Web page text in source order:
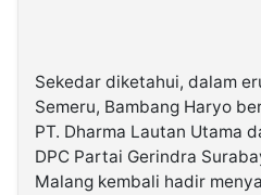
Sekedar diketahui, dalam
Semeru, Bambang Haryo
PT. Dharma Lautan Utama
DPC Partai Gerindra
Malang kembali hadir